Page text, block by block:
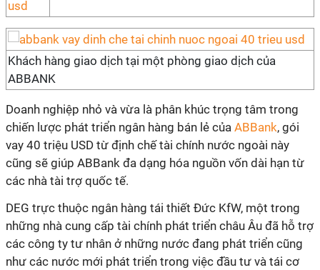
Khách hàng giao dịch tại một phòng giao dịch của
ABBANK
Doanh nghiệp nhỏ và vừa là phân khúc trọng tâm trong
chiến lược phát triển ngân hàng bán lẻ của ABBank, gói
vay 40 triệu USD từ định chế tài chính nước ngoài này
cũng sẽ giúp ABBank đa dạng hóa nguồn vốn dài hạn từ
các nhà tài trợ quốc tế.
DEG trực thuộc ngân hàng tái thiết Đức KfW, một trong
những nhà cung cấp tài chính phát triển châu Âu đã hỗ trợ
các công ty tư nhân ở những nước đang phát triển cũng
như các nước mới phát triển trong việc đầu tư và tái cơ